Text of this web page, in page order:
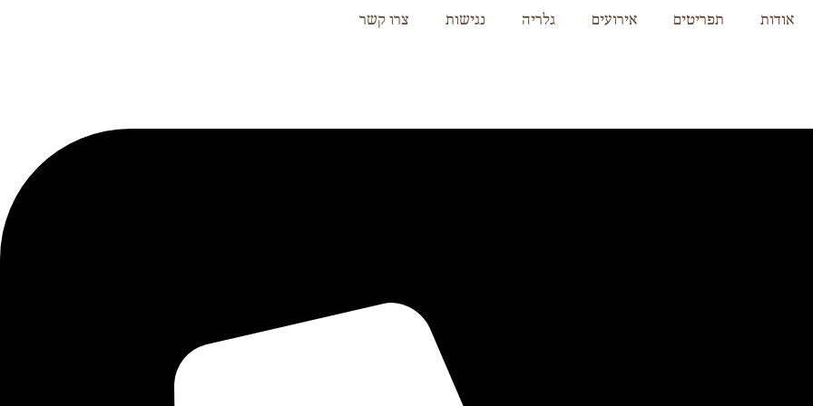
אודות תפריטים אירועים גלריה נגישות צרו קשר